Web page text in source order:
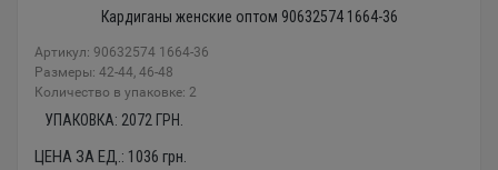
Кардиганы женские оптом 90632574 1664-36
Артикул: 90632574 1664-36
Размеры: 42-44, 46-48
Количество в упаковке: 2
УПАКОВКА: 2072 ГРН.
ЦЕНА ЗА ЕД.: 1036 грн.